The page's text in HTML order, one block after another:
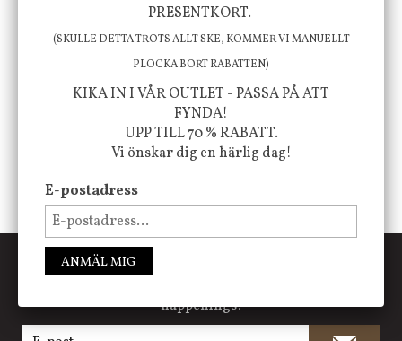
FÖLJ OSS PÅ INSTAGRAM @JBHOME
PRENUMERERA PÅ NYHETSBREVET
happenings!
PRESENTKORT.
(SKULLE DETTA TROTS ALLT SKE, KOMMER VI MANUELLT
PLOCKA BORT RABATTEN)
KIKA IN I VÅR OUTLET - PASSA PÅ ATT
FYNDA!
UPP TILL 70 % RABATT.
Vi önskar dig en härlig dag!
E-postadress
ANMÄL MIG